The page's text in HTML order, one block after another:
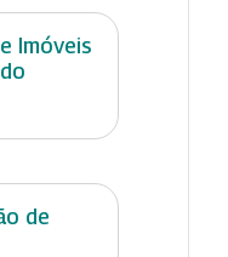
Imóveis
de